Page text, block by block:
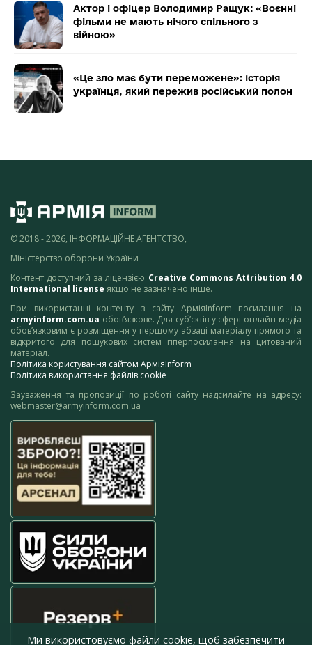
Актор і офіцер Володимир Ращук: «Воєнні
фільми не мають нічого спільного з
війною»
«Це зло має бути переможене»: історія
українця, який пережив російський полон
© 2018 - 2026, ІНФОРМАЦІЙНЕ АГЕНТСТВО,
Міністерство оборони України
Контент доступний за ліцензією Creative Commons Attribution 4.0
International license якщо не зазначено інше.
При використанні контенту з сайту АрміяInform посилання на
armyinform.com.ua обов’язкове. Для суб’єктів у сфері онлайн-медіа
обов’язковим є розміщення у першому абзаці матеріалу прямого та
відкритого для пошукових систем гіперпосилання на цитований
матеріал.
Політика користування сайтом АрміяInform
Політика використання файлів cookie
Зауваження та пропозиції по роботі сайту надсилайте на адресу:
webmaster@armyinform.com.ua
Ми використовуємо файли cookie, щоб забезпечити